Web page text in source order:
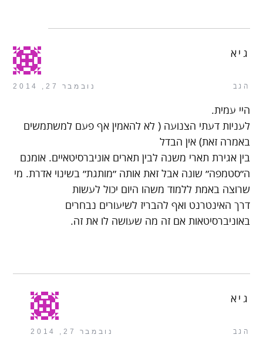
הגב נובמבר 27, 2014
גיא
היי עמית.
לעניות דעתי הצנועה ( לא להאמין אף פעם למשתמשים
באמרה זאת) אין הבדל
בין אגירת תארי משנה לבין תארים אוניברסיטאיים. אומנם
ה״סטמפה״ שונה אבל זאת אותה ״מותגת״ בשינוי אדרת. מי
שרוצה באמת ללמוד משהו היום יכול לעשות
דרך האינטרנט ואף להבריז לשיעורים נבחרים
באוניברסיטאות אם זה מה שעושה לו את זה.
הגב נובמבר 27, 2014
גיא